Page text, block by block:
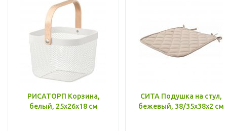
РИСАТОРП Корзина,
белый, 25x26x18 см
СИТА Подушка на стул,
бежевый, 38/35x38x2 см